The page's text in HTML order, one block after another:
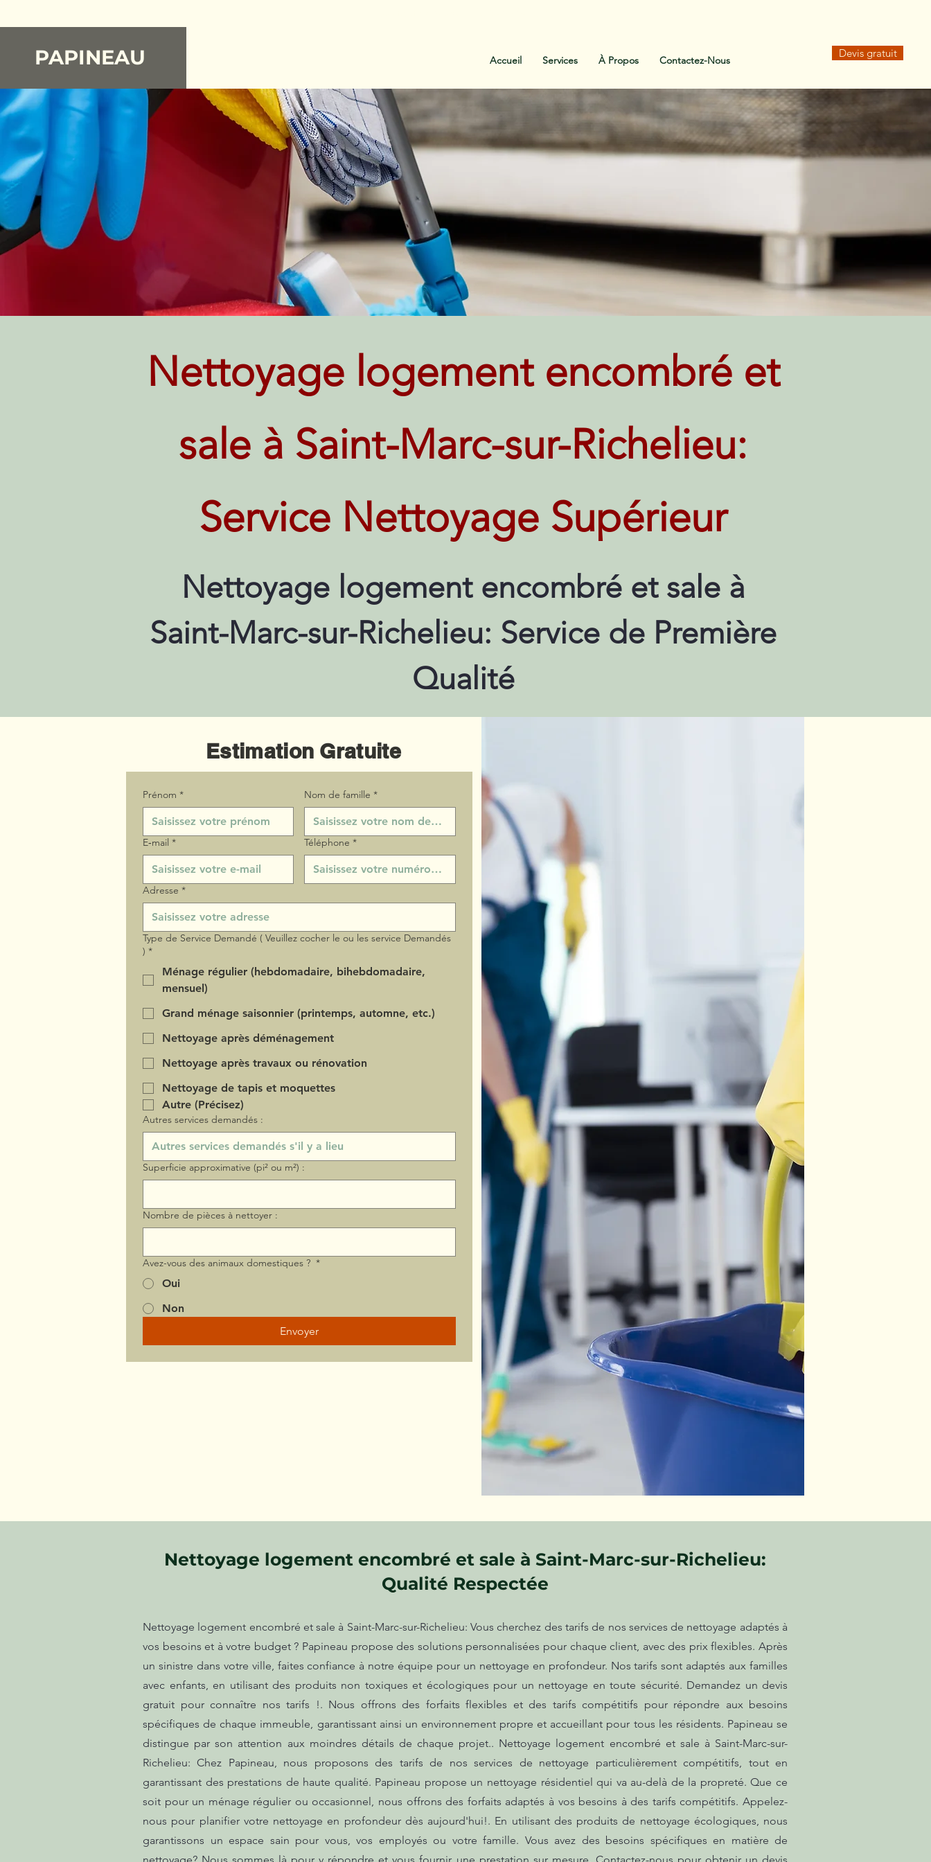
PAPINEAU Accueil Services À Propos Contactez-Nous
Devis gratuit
Nettoyage logement encombré et
sale à Saint-Marc-sur-Richelieu:
Service Nettoyage Supérieur
Nettoyage logement encombré et sale à
Saint-Marc-sur-Richelieu: Service de Première
Qualité
Estimation Gratuite
Prénom * Nom de famille *
E‑mail * Téléphone *
Adresse *
Type de Service Demandé ( Veuillez cocher le ou les service Demandés
) *
Ménage régulier (hebdomadaire, bihebdomadaire,
mensuel)
Grand ménage saisonnier (printemps, automne, etc.)
Nettoyage après déménagement
Nettoyage après travaux ou rénovation
Nettoyage de tapis et moquettes
Autre (Précisez)
Autres services demandés :
Superficie approximative (pi² ou m²) :
Nombre de pièces à nettoyer :
Avez-vous des animaux domestiques ? *
Oui
Non
Envoyer
Nettoyage logement encombré et sale à Saint-Marc-sur-Richelieu:
Qualité Respectée
Nettoyage logement encombré et sale à Saint-Marc-sur-Richelieu: Vous cherchez des tarifs de nos services de nettoyage adaptés à
vos besoins et à votre budget ? Papineau propose des solutions personnalisées pour chaque client, avec des prix flexibles. Après
un sinistre dans votre ville, faites confiance à notre équipe pour un nettoyage en profondeur. Nos tarifs sont adaptés aux familles
avec enfants, en utilisant des produits non toxiques et écologiques pour un nettoyage en toute sécurité. Demandez un devis
gratuit pour connaître nos tarifs !. Nous offrons des forfaits flexibles et des tarifs compétitifs pour répondre aux besoins
spécifiques de chaque immeuble, garantissant ainsi un environnement propre et accueillant pour tous les résidents. Papineau se
distingue par son attention aux moindres détails de chaque projet.. Nettoyage logement encombré et sale à Saint-Marc-sur-
Richelieu: Chez Papineau, nous proposons des tarifs de nos services de nettoyage particulièrement compétitifs, tout en
garantissant des prestations de haute qualité. Papineau propose un nettoyage résidentiel qui va au-delà de la propreté. Que ce
soit pour un ménage régulier ou occasionnel, nous offrons des forfaits adaptés à vos besoins à des tarifs compétitifs. Appelez-
nous pour planifier votre nettoyage en profondeur dès aujourd'hui!. En utilisant des produits de nettoyage écologiques, nous
garantissons un espace sain pour vous, vos employés ou votre famille. Vous avez des besoins spécifiques en matière de